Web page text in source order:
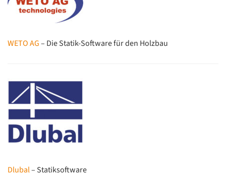
WETO AG– Die Statik-Software für den Holzbau
Dlubal– Statiksoftware